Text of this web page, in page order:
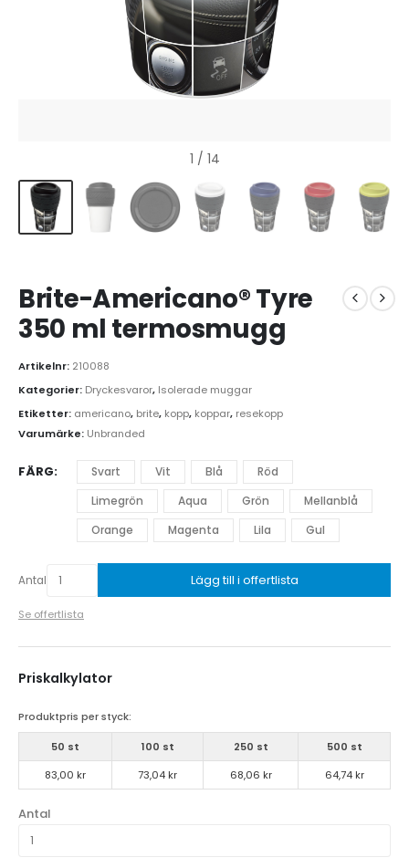
1 / 14
Brite-Americano® Tyre
350 ml termosmugg
Artikelnr: 210088
Kategorier: Dryckesvaror, Isolerade muggar
Etiketter: americano, brite, kopp, koppar, resekopp
Varumärke: Unbranded
FÄRG Svart Vit Blå
Röd
Limegrön
Aqua Grön
Mellanblå
Orange
Magenta Lila Gul
Antal Lägg till i offertlista
Se offertlista
Priskalkylator
Produktpris per styck:
50 st 100 st 250 st
500 st
83,00 kr
73,04 kr 68,06 kr 64,74 kr
Antal